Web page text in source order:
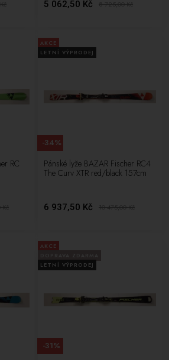
Kč 5 062,50 Kč 8 725,00Kč
RC
Kč
AKCE
LETNÍ VÝPRODEJ
Pánské lyže BAZAR Fischer RC4
The Curv XTR red/black 157cm
6 937,50 Kč 10 475,00Kč
-34%
AKCE
LETNÍ VÝPRODEJ
-31%